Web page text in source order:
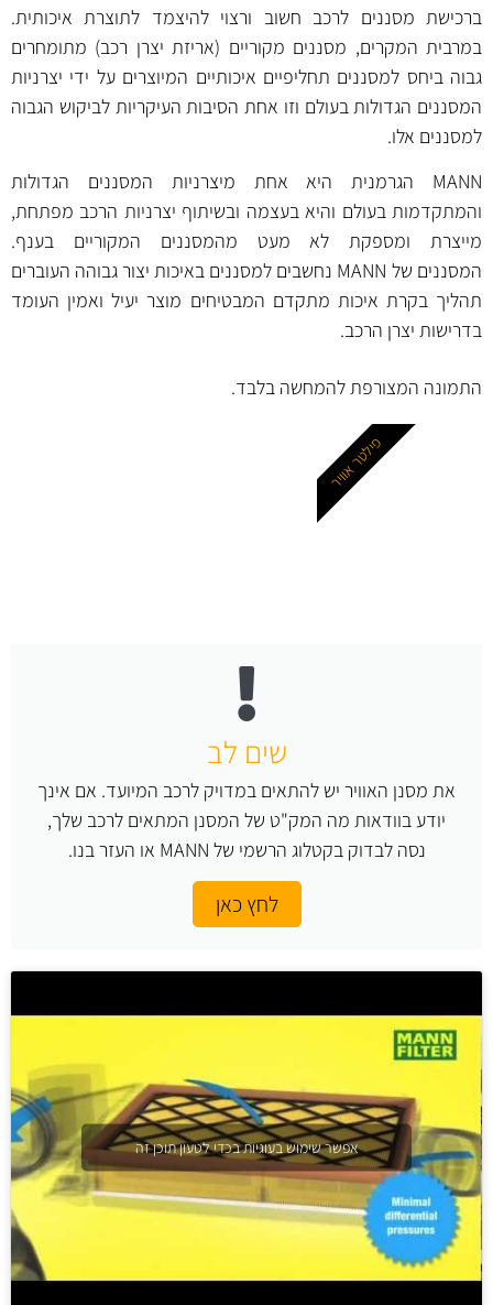
ברכישת מסננים לרכב חשוב ורצוי להיצמד לתוצרת איכותית.
במרבית המקרים, מסננים מקוריים (אריזת יצרן רכב) מתומחרים
גבוה ביחס למסננים תחליפיים איכותיים המיוצרים על ידי יצרניות
המסננים הגדולות בעולם וזו אחת הסיבות העיקריות לביקוש הגבוה
למסננים אלו.
MANN הגרמנית היא אחת מיצרניות המסננים הגדולות
והמתקדמות בעולם והיא בעצמה ובשיתוף יצרניות הרכב מפתחת,
מייצרת ומספקת לא מעט מהמסננים המקוריים בענף.
המסננים של MANN נחשבים למסננים באיכות יצור גבוהה העוברים
תהליך בקרת איכות מתקדם המבטיחים מוצר יעיל ואמין העומד
בדרישות יצרן הרכב.
התמונה המצורפת להמחשה בלבד.
שים לב
את מסנן האוויר יש להתאים במדויק לרכב המיועד. אם אינך
יודע בוודאות מה המק"ט של המסנן המתאים לרכב שלך,
נסה לבדוק בקטלוג הרשמי של MANN או העזר בנו.
לחץ כאן
פילטר אוויר
אפשר שימוש בעוגיות בכדי לטעון תוכן זה